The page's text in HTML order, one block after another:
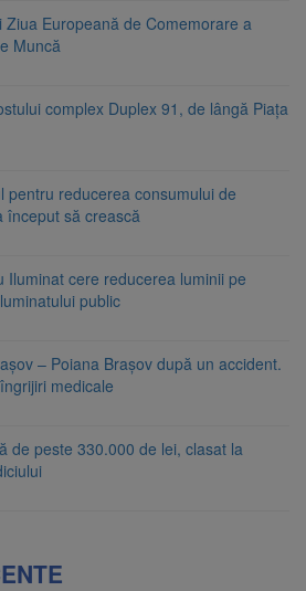
Europeană de Comemorare a
Muncă
complex Duplex 91, de lângă Piața
pentru reducerea consumului de
început să crească
Iluminat cere reducerea luminii pe
public
– Poiana Brașov după un accident.
medicale
de peste 330.000 de lei, clasat la